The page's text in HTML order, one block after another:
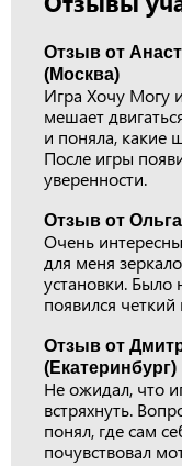
Отзыв от
(Москва)
Игра Хочу Могу
мешает
и поняла, какие
После игры
уверенности.
Отзыв от
Очень
для меня
установки. Было
появился
Отзыв от
(Екатеринбург)
Не ожидал, что
встряхнуть.
понял, где сам
почувствовал